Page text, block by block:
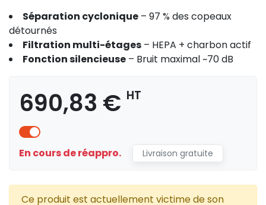
Séparation cyclonique – 97 % des copeaux
détournés
Filtration multi-étages – HEPA + charbon actif
Fonction silencieuse – Bruit maximal ~70 dB
690,83 € HT
En cours de réappro. Livraison gratuite
Ce produit est actuellement victime de son